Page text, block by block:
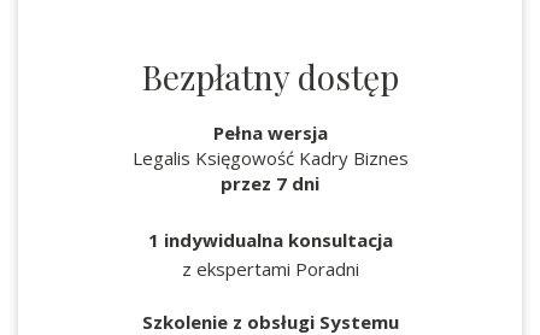
Bezpłatny dostęp
Pełna wersja
Legalis Księgowość Kadry Biznes
przez 7 dni
1 indywidualna konsultacja
z ekspertami Poradni
Szkolenie z obsługi Systemu